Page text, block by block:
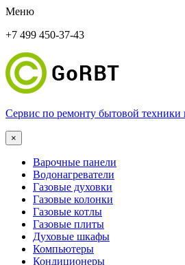
Меню
+7 499 450-37-43
Сервис по ремонту бытовой техники
×
Варочные панели
Водонагреватели
Газовые духовки
Газовые колонки
Газовые котлы
Газовые плиты
Духовые шкафы
Компьютеры
Кондиционеры